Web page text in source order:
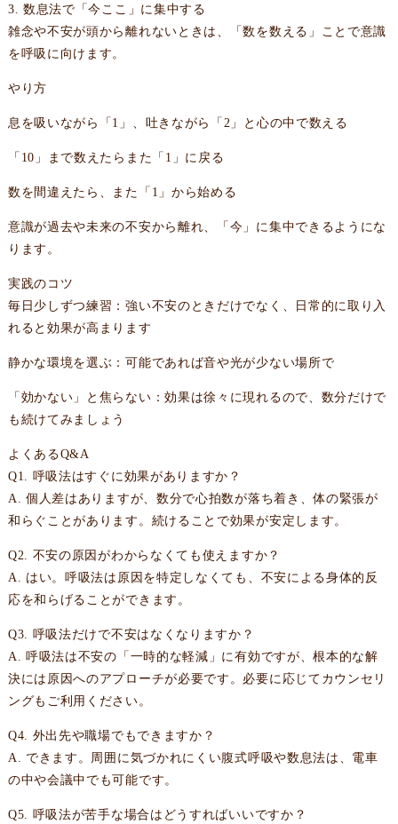
3. 数息法で「今ここ」に集中する
雑念や不安が頭から離れないときは、「数を数える」ことで意識
を呼吸に向けます。
やり方
息を吸いながら「1」、吐きながら「2」と心の中で数える
「10」まで数えたらまた「1」に戻る
数を間違えたら、また「1」から始める
意識が過去や未来の不安から離れ、「今」に集中できるようにな
ります。
実践のコツ
毎日少しずつ練習：強い不安のときだけでなく、日常的に取り入
れると効果が高まります
静かな環境を選ぶ：可能であれば音や光が少ない場所で
「効かない」と焦らない：効果は徐々に現れるので、数分だけで
も続けてみましょう
よくあるQ&A
Q1. 呼吸法はすぐに効果がありますか？
A. 個人差はありますが、数分で心拍数が落ち着き、体の緊張が
和らぐことがあります。続けることで効果が安定します。
Q2. 不安の原因がわからなくても使えますか？
A. はい。呼吸法は原因を特定しなくても、不安による身体的反
応を和らげることができます。
Q3. 呼吸法だけで不安はなくなりますか？
A. 呼吸法は不安の「一時的な軽減」に有効ですが、根本的な解
決には原因へのアプローチが必要です。必要に応じてカウンセリ
ングもご利用ください。
Q4. 外出先や職場でもできますか？
A. できます。周囲に気づかれにくい腹式呼吸や数息法は、電車
の中や会議中でも可能です。
Q5. 呼吸法が苦手な場合はどうすればいいですか？